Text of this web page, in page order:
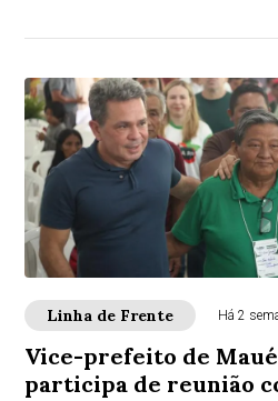
Linha de Frente Há 2
Vice-prefeito de
participa de reunião